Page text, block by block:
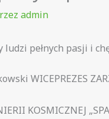
admin
ludzi pełnych pasji i
WICEPREZES
KOSMICZNEJ